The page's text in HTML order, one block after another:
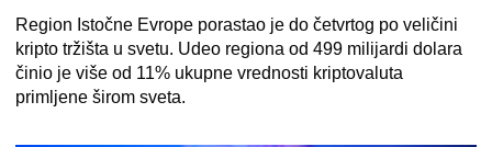
Region Istočne Evrope porastao je do četvrtog po veličini
kripto tržišta u svetu. Udeo regiona od 499 milijardi dolara
činio je više od 11% ukupne vrednosti kriptovaluta
primljene širom sveta.